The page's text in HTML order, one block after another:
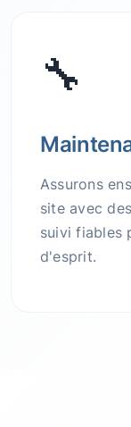
🔧
Assurons
site avec
suivi fiables
d'esprit.